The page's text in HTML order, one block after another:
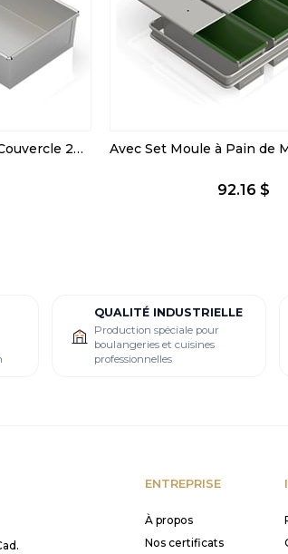
Moule à Pain de Mie Sans Couvercle 20x50x6 cm
92.16 $
QUALITÉ INDUSTRIELLE
Production spéciale pour
boulangeries et cuisines
professionnelles
ENTREPRISE
À propos
Nos certificats